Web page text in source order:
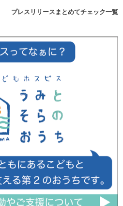
プレスリリースまとめてチェック一覧